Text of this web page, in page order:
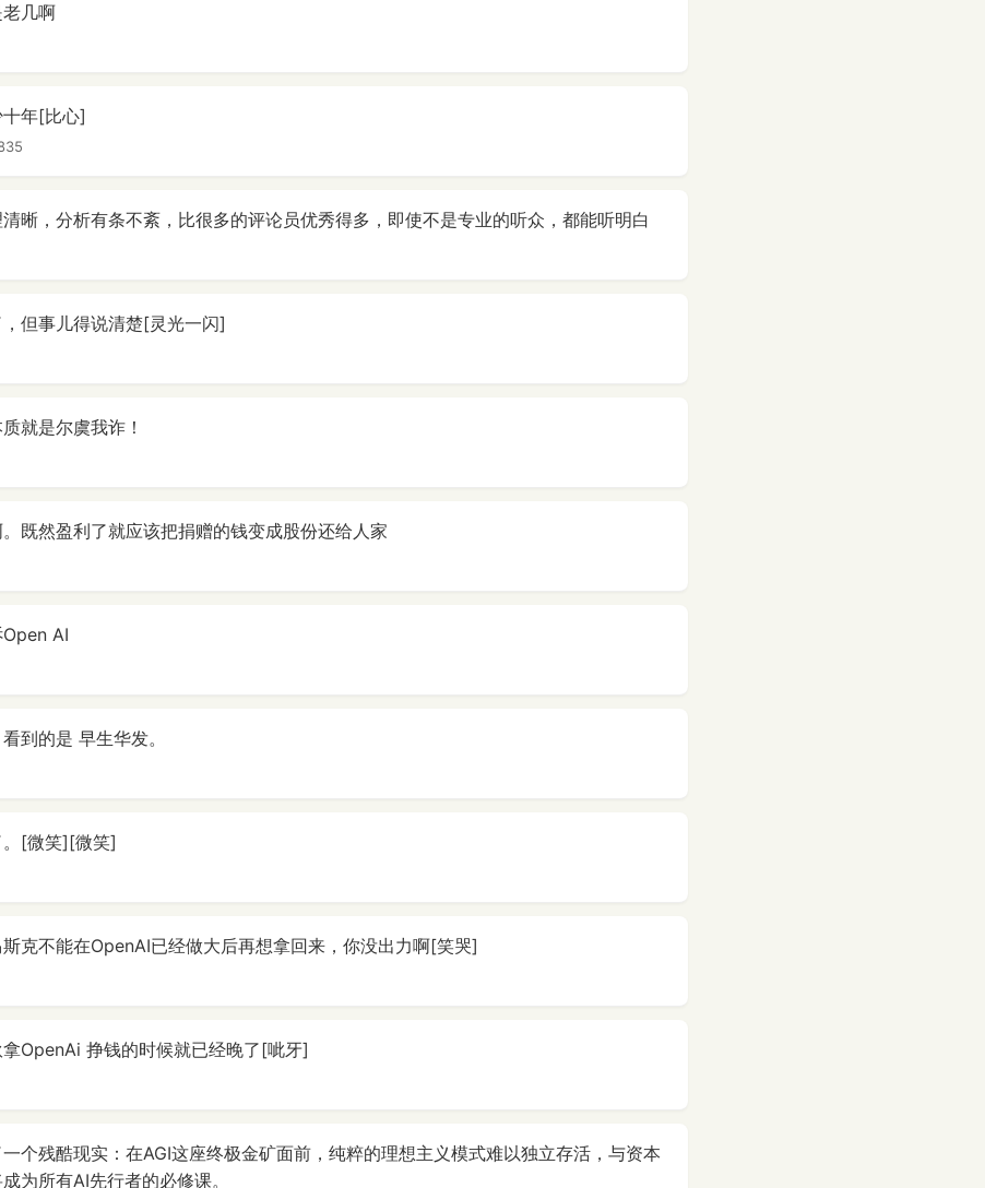
几啊
年[比心]
晰，分析有条不紊，比很多的评论员优秀得多，即使不是专业的听众，都能听明白
但事儿得说清楚[灵光一闪]
就是尔虞我诈！
既然盈利了就应该把捐赠的钱变成股份还给人家
AI
到的是 早生华发。
[微笑][微笑]
克不能在OpenAI已经做大后再想拿回来，你没出力啊[笑哭]
OpenAi 挣钱的时候就已经晚了[呲牙]
个残酷现实：在AGI这座终极金矿面前，纯粹的理想主义模式难以独立存活，与资本
为所有AI先行者的必修课。